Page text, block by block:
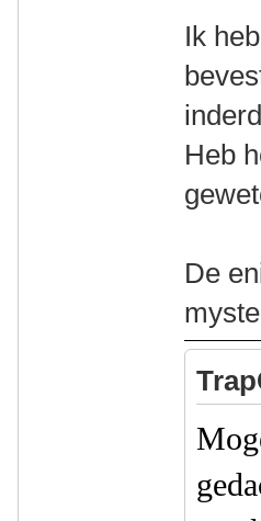
Ik
Heb
De